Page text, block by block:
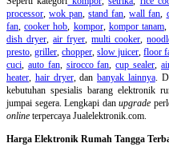
processor,wok pan,stand fan,wall fan,
fan,cooker hob, kompor, kompor tanam
dish dryer,air fryer,multi cooker,
presto,griller,chopper,slow juicer,floor
cuci, auto fan, sirocco fan,cup sealer,
heater, hair dryer, dan banyak lainnya.
kebutuhan spesialis barang elektronik
jumpai segera. Lengkapi danupgrade
online terpercaya Jualelektronik.com.
Harga Elektronik Rumah Tangga